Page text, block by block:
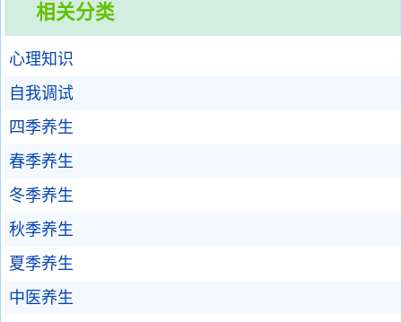
相关分类
心理知识
自我调试
四季养生
春季养生
冬季养生
秋季养生
夏季养生
中医养生